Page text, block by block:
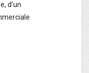
d’un